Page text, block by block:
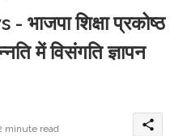
शिक्षा प्रकोष्ठ
में विसंगति ज्ञापन
minute read share